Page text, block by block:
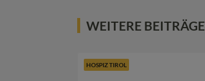
WEITERE
HOSPIZ TIROL